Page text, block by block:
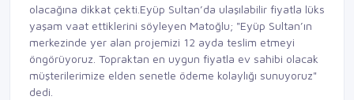
olacağına dikkat çekti.Eyüp Sultan’da ulaşılabilir fiyatla lüks
yaşam vaat ettiklerini söyleyen Matoğlu; "Eyüp Sultan’ın
merkezinde yer alan projemizi 12 ayda teslim etmeyi
öngörüyoruz. Topraktan en uygun fiyatla ev sahibi olacak
müşterilerimize elden senetle ödeme kolaylığı sunuyoruz"
dedi.